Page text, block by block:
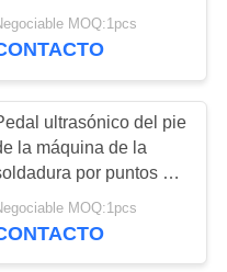
corte
de Digitaces
MOQ:1pcs
ultrasónico del pie
la máquina de la
por puntos el
alta frecuencia 35khz
MOQ:1pcs